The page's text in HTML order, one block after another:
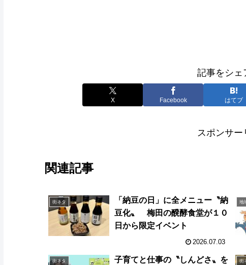
記事をシェ
X Facebook はてブ
スポンサー
関連記事
街ネタ
「納豆の日」に全メニュー〝納
豆化〟 梅田の醗酵食堂が１０
日から限定イベント
2026.07.03
地
街ネタ
子育てと仕事の〝しんどさ〟を
街